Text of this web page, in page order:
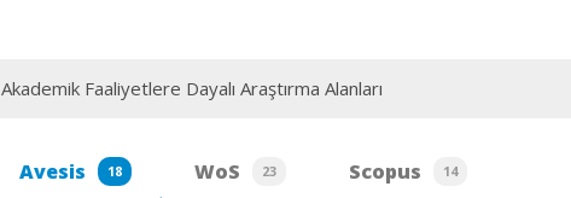
Akademik Faaliyetlere Dayalı Araştırma Alanları
Avesis 18 WoS 23 Scopus 14